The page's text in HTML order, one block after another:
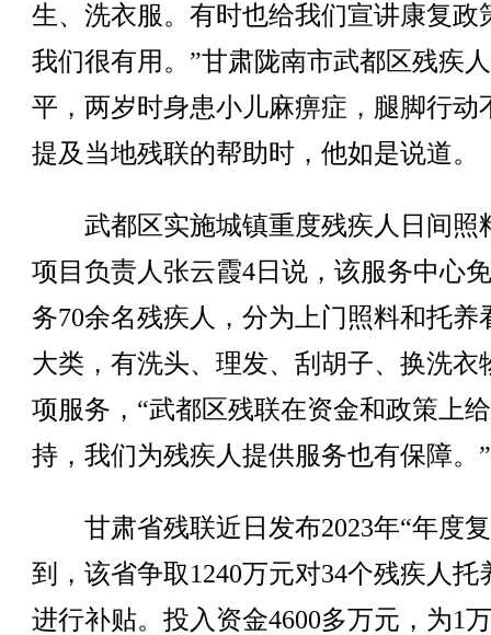
生、洗衣服。有时也给我们宣讲康复政
我们很有用。”甘肃陇南市武都区残疾
平，两岁时身患小儿麻痹症，腿脚行动
提及当地残联的帮助时，他如是说道。
武都区实施城镇重度残疾人日间照
项目负责人张云霞4日说，该服务中心
务70余名残疾人，分为上门照料和托养
大类，有洗头、理发、刮胡子、换洗衣
项服务，“武都区残联在资金和政策上
持，我们为残疾人提供服务也有保障。”
甘肃省残联近日发布2023年“年度复
到，该省争取1240万元对34个残疾人托
进行补贴。投入资金4600多万元，为1